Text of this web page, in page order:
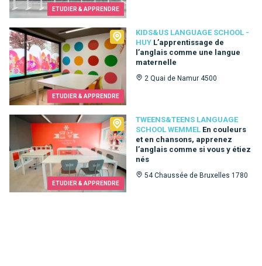
ETUDIER & APPRENDRE
ETUDIER & APPRENDRE
KIDS&US LANGUAGE SCHOOL -
HUY L’apprentissage de
l’anglais comme une langue
maternelle
2 Quai de Namur 4500
Kids&Us language school - Huy
ETUDIER & APPRENDRE
TWEENS&TEENS LANGUAGE
SCHOOL WEMMEL En couleurs
et en chansons, apprenez
l’anglais comme si vous y étiez
nés
54 Chaussée de Bruxelles 1780
Tweens&Teens language school Wemmel